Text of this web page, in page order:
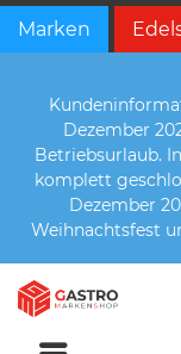
Marken
Dezember
Betriebsurlaub.
komplett
Dezember
Weihnachtsfest